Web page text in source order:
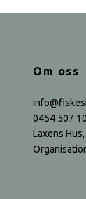
Om oss
0454 507 10
Laxens